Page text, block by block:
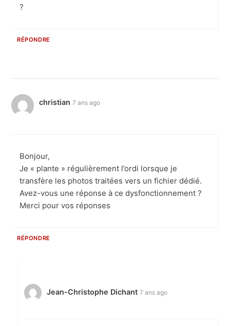
?
RÉPONDRE
christian 7 ans ago
Bonjour,
Je « plante » régulièrement l’ordi lorsque je
transfère les photos traitées vers un fichier dédié.
Avez-vous une réponse à ce dysfonctionnement ?
Merci pour vos réponses
RÉPONDRE
Jean-Christophe Dichant 7 ans ago